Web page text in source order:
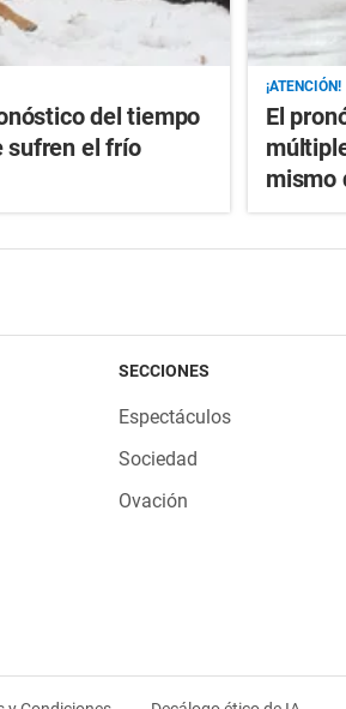
del tiempo
sufren el frío
¡ATENCIÓN!
El
mismo
SECCIONES
Espectáculos
Sociedad
Ovación